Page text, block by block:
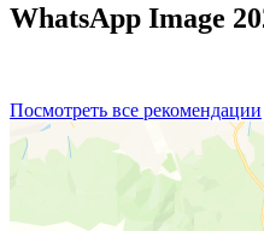
WhatsApp Image
Посмотреть все рекомендации